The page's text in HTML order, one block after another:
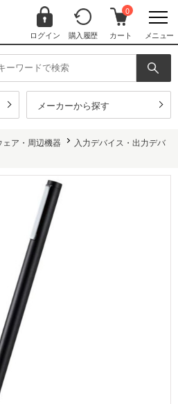
ログイン 購入履歴
0
カート メニュー
メーカーから探す
ア・周辺機器
入力デバイス・出力デバ